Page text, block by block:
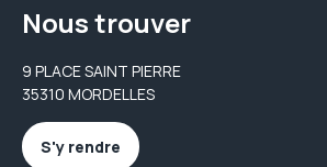
Nous trouver
9 PLACE SAINT PIERRE
35310 MORDELLES
S'y rendre